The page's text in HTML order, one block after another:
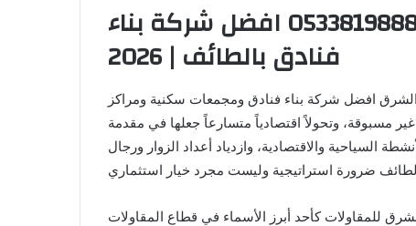
مقاول بناء فنادق في الطائف 0533819888 افضل شركة بناء
فنادق بالطائف | 2026
الطائف 0533819888 شركة فخر الشرق افضل شركة بناء فنادق ومجمعات سكنية ومراكز
عمرانية غير مسبوقة، وتحولاً اقتصادياً متسارعاً جعلها في مقدمة
السياحية والاقتصادية، وازدياد أعداد الزوار ورجال
للمقاولات كأحد أبرز الأسماء في قطاع المقاولات